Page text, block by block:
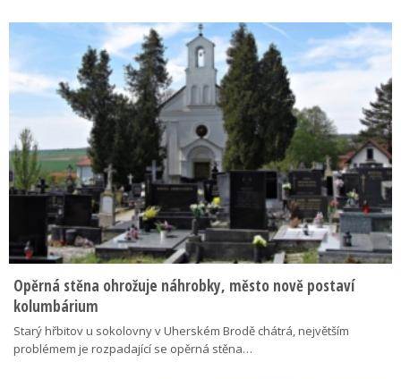
Opěrná stěna ohrožuje náhrobky, město nově postaví
kolumbárium
Starý hřbitov u sokolovny v Uherském Brodě chátrá, největším
problémem je rozpadající se opěrná stěna…